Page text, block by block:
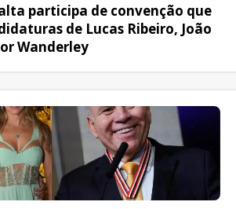
participa de convenção que
de Lucas Ribeiro, João
Wanderley